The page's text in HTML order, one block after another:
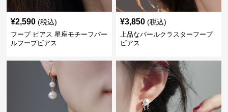
¥2,590 (税込)
フープ ピアス 星座モチーフパー
ルフープピアス
¥3,850 (税込)
上品なパールクラスターフープ
ピアス